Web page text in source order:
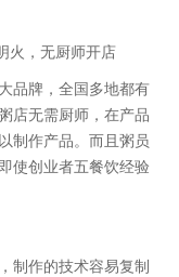
，无厨师开店
牌，全国多地都有
店无需厨师，在产品
制作产品。而且粥员
使创业者五餐饮经验
作的技术容易复制